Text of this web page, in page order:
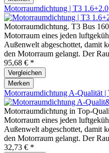
Motorraumdichtung | T3 1.6+2.0
Motorraumdichtung. T3 Bus
Motorraum eines jeden
Außenwelt abgeschottet, damit
den Motorraum gelangt. Der
95,68 € *
Vergleichen
Merken
Motorraumdichtung A-Qualität |
Motorraumdichtung in Top-
Motorraum eines jeden
Außenwelt abgeschottet, damit
den Motorraum gelangt. Der
32,73 € *